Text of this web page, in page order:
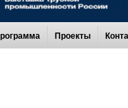
Проекты